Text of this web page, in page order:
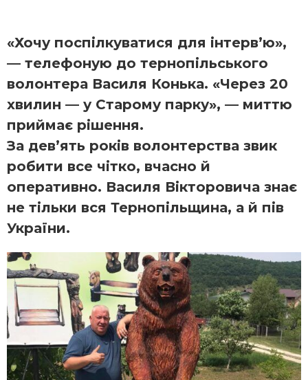
«Хочу поспілкуватися для інтерв’ю»,
— телефоную до тернопільського
волонтера Василя Конька. «Через 20
хвилин — у Старому парку», — миттю
приймає рішення.
За дев’ять років волонтерства звик
робити все чітко, вчасно й
оперативно. Василя Вікторовича знає
не тільки вся Тернопільщина, а й пів
України.